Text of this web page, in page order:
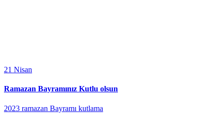
21 Nisan
Ramazan Bayramınız Kutlu olsun
2023 ramazan Bayramı kutlama